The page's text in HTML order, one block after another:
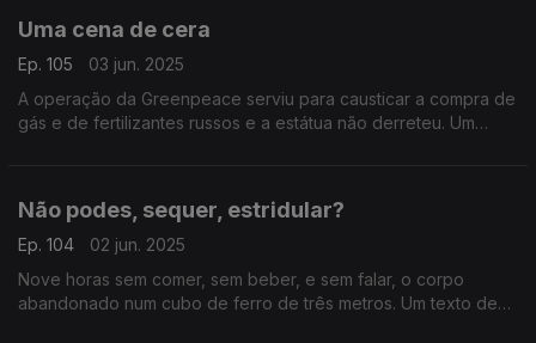
Uma cena de cera
Ep. 105
03 jun. 2025
A operação da Greenpeace serviu para causticar a compra de
gás e de fertilizantes russos e a estátua não derreteu. Um
Não podes, sequer, estridular?
Ep. 104
02 jun. 2025
Nove horas sem comer, sem beber, e sem falar, o corpo
abandonado num cubo de ferro de três metros. Um texto de